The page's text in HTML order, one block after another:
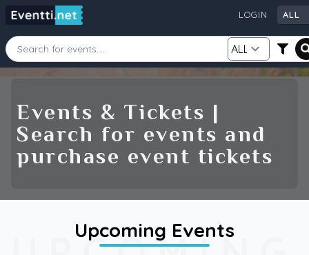
City
Search
LOGIN ALL
Events & Tickets |
Search for events and
purchase event tickets
Upcoming Events